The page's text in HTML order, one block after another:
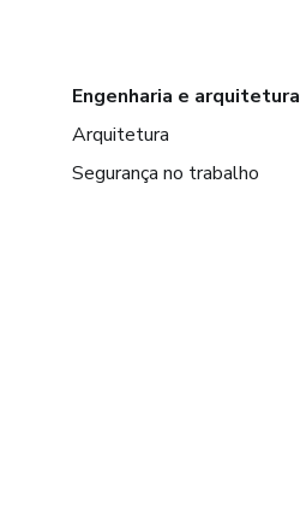
Engenharia e arquitetura
Arquitetura
Segurança no trabalho